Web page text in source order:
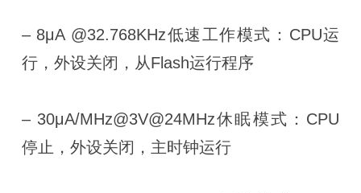
– 8μA @32.768KHz低速工作模式：CPU运
行，外设关闭，从Flash运行程序
– 30μA/MHz@3V@24MHz休眠模式：CPU
停止，外设关闭，主时钟运行